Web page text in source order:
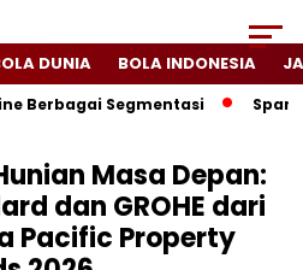
DUNIA BOLA INDONESIA
Segmentasi Spanyol
Masa Depan:
dan GROHE dari
Pacific Property